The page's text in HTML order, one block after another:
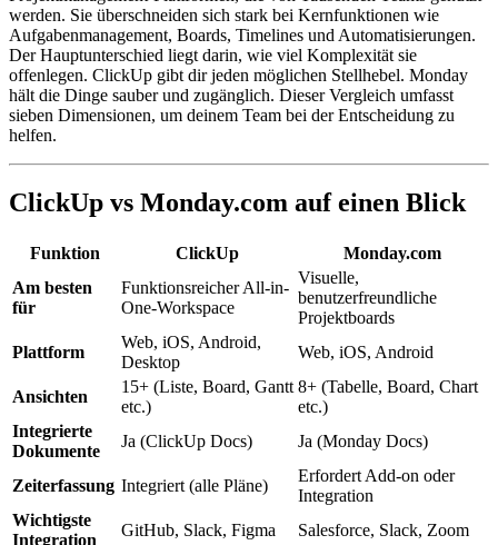
werden. Sie überschneiden sich stark bei Kernfunktionen wie
Aufgabenmanagement, Boards, Timelines und Automatisierungen.
Der Hauptunterschied liegt darin, wie viel Komplexität sie
offenlegen. ClickUp gibt dir jeden möglichen Stellhebel. Monday
hält die Dinge sauber und zugänglich. Dieser Vergleich umfasst
sieben Dimensionen, um deinem Team bei der Entscheidung zu
helfen.
ClickUp vs Monday.com auf einen Blick
Funktion ClickUp
Monday.com
Am besten
für
Funktionsreicher All-in-
One-Workspace
Visuelle,
benutzerfreundliche
Projektboards
Plattform
Web, iOS, Android,
Desktop
Web, iOS, Android
Ansichten
15+ (Liste, Board, Gantt
etc.)
8+ (Tabelle, Board, Chart
etc.)
Integrierte
Dokumente
Ja (ClickUp Docs) Ja (Monday Docs)
Zeiterfassung Integriert (alle Pläne)
Erfordert Add-on oder
Integration
Wichtigste
Integration
GitHub, Slack, Figma
Salesforce, Slack, Zoom